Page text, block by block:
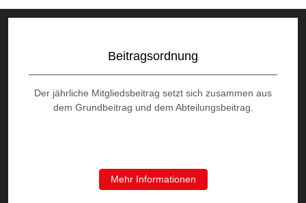
Beitragsordnung
Der jährliche Mitgliedsbeitrag setzt sich zusammen aus
dem Grundbeitrag und dem Abteilungsbeitrag.
Mehr Informationen